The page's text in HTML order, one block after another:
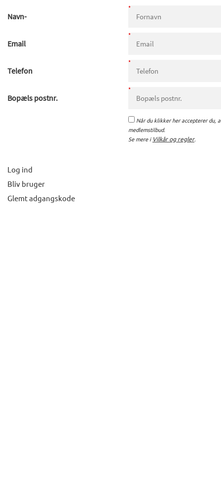
Navn-
Email
Telefon
Bopæls postnr.
Når du klikker her accepterer du,
medlemstilbud.
Se mere i Vilkår og regler.
Log ind
Bliv bruger
Glemt adgangskode